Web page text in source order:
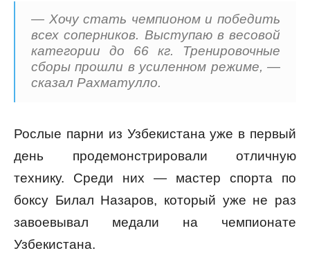
— Хочу стать чемпионом и победить
всех соперников. Выступаю в весовой
категории до 66 кг. Тренировочные
сборы прошли в усиленном режиме, —
сказал Рахматулло.
Рослые парни из Узбекистана уже в первый
день продемонстрировали отличную
технику. Среди них — мастер спорта по
боксу Билал Назаров, который уже не раз
завоевывал медали на чемпионате
Узбекистана.